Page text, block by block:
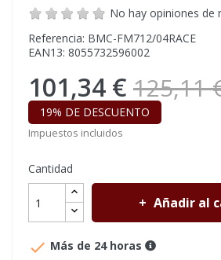
No hay opiniones de
Referencia: BMC-FM712/04RACE
EAN13: 8055732596002
101,34 € 125,11
19% DE DESCUENTO
Impuestos incluidos
Cantidad
Añadir al
 Más de 24 horas